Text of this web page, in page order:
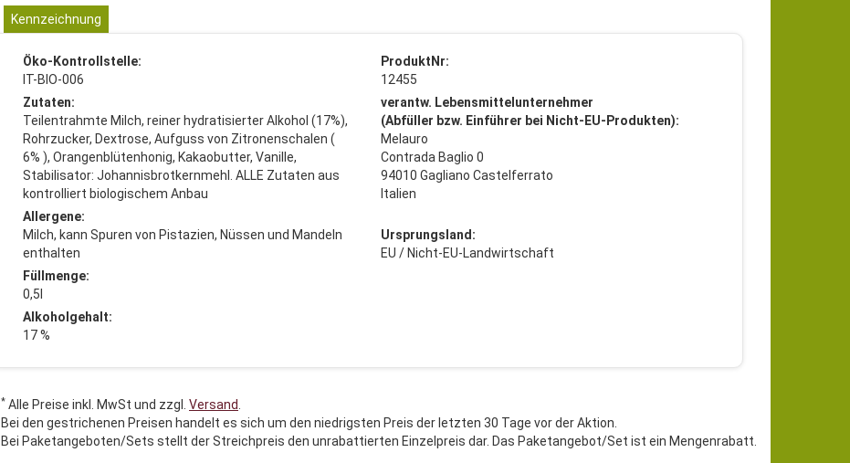
Kennzeichnung
Öko-Kontrollstelle:
IT-BIO-006
Zutaten:
Teilentrahmte Milch, reiner hydratisierter Alkohol (17%),
Rohrzucker, Dextrose, Aufguss von Zitronenschalen (
6% ), Orangenblütenhonig, Kakaobutter, Vanille,
Stabilisator: Johannisbrotkernmehl. ALLE Zutaten aus
kontrolliert biologischem Anbau
Allergene:
Milch, kann Spuren von Pistazien, Nüssen und Mandeln
enthalten
Füllmenge:
0,5l
Alkoholgehalt:
17 %
ProduktNr:
12455
verantw. Lebensmittelunternehmer
(Abfüller bzw. Einführer bei Nicht-EU-Produkten):
Melauro
Contrada Baglio 0
94010 Gagliano Castelferrato
Italien
Ursprungsland:
EU / Nicht-EU-Landwirtschaft
* Alle Preise inkl. MwSt und zzgl. Versand
Bei den gestrichenen Preisen handelt es sich um den niedrigsten Preis der letzten 30 Tage vor der Aktion.
Bei Paketangeboten/Sets stellt der Streichpreis den unrabattierten Einzelpreis dar. Das Paketangebot/Set ist ein Mengenrabatt.